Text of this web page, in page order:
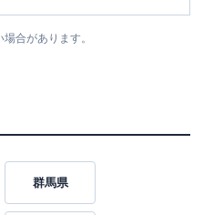
合があります。
群馬県